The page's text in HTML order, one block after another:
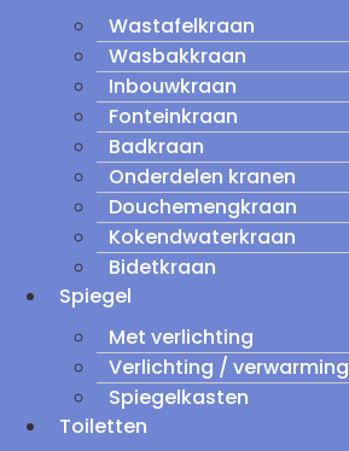
Wastafelkraan
Wasbakkraan
Inbouwkraan
Fonteinkraan
Badkraan
Onderdelen kranen
Douchemengkraan
Kokendwaterkraan
Bidetkraan
Spiegel
Met verlichting
Verlichting / verwarming
Spiegelkasten
Toiletten